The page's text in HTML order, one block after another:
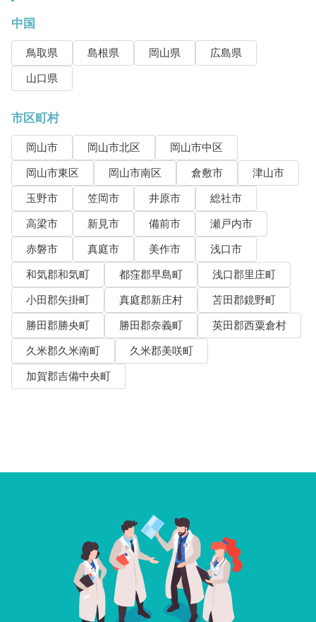
中国
鳥取県 島根県 岡山県
広島県
山口県
市区町村
岡山市 岡山市北区
岡山市中区
岡山市東区
岡山市南区 倉敷市
津山市
玉野市
笠岡市 井原市
総社市
高梁市
新見市 備前市
瀬戸内市
赤磐市
真庭市 美作市
浅口市
和気郡和気町
都窪郡早島町
浅口郡里庄町
小田郡矢掛町
真庭郡新庄村
苫田郡鏡野町
勝田郡勝央町
勝田郡奈義町
英田郡西粟倉村
久米郡久米南町
久米郡美咲町
加賀郡吉備中央町